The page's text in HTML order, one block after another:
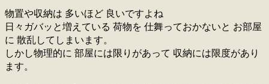
物置や収納は 多いほど 良いですよね
日々ガバッと増えている 荷物を 仕舞っておかないと お部屋
に 散乱してしまいます。
しかし物理的に 部屋には限りがあって 収納には限度があり
ます。